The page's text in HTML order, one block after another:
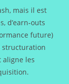
mais il est
d’earn‑outs
future)
structuration
aligne les